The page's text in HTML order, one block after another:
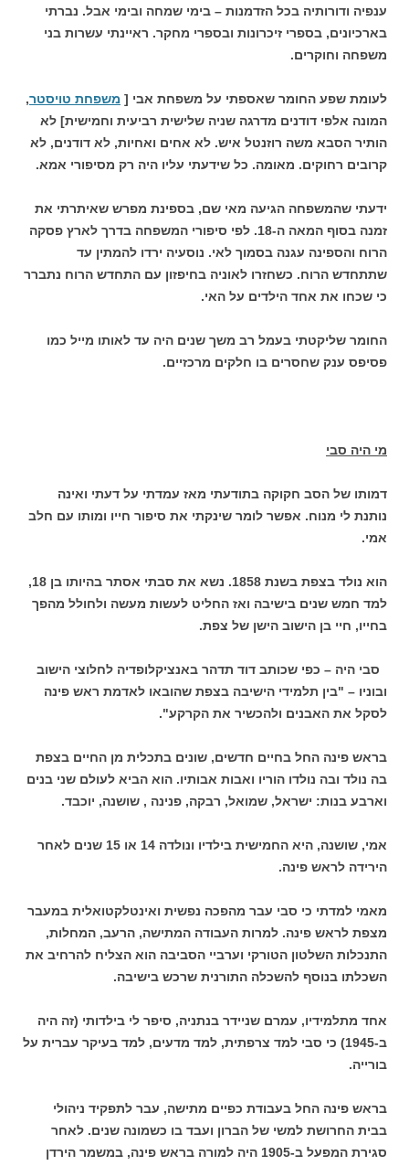
ענפיה ודורותיה בכל הזדמנות – בימי שמחה ובימי אבל. נברתי
בארכיונים, בספרי זיכרונות ובספרי מחקר. ראיינתי עשרות בני
משפחה וחוקרים.
לעומת שפע החומר שאספתי על משפחת אבי [ משפחת טויסטר,
המונה אלפי דודנים מדרגה שניה שלישית רביעית וחמישית] לא
הותיר הסבא משה רוזנטל איש. לא אחים ואחיות, לא דודנים, לא
קרובים רחוקים. מאומה. כל שידעתי עליו היה רק מסיפורי אמא.
ידעתי שהמשפחה הגיעה מאי שם, בספינת מפרש שאיתרתי את
זמנה בסוף המאה ה-18
. לפי סיפורי המשפחה בדרך לארץ פסקה
הרוח והספינה עגנה בסמוך לאי. נוסעיה ירדו להמתין עד
שתתחדש הרוח. כשחזרו לאוניה בחיפזון עם התחדש הרוח נתברר
כי שכחו את אחד הילדים על האי.
החומר שליקטתי בעמל רב משך שנים היה עד לאותו מייל כמו
פסיפס ענק שחסרים בו חלקים מרכזיים.
מי היה סבי
דמותו של הסב חקוקה בתודעתי מאז עמדתי על דעתי ואינה
נותנת לי מנוח. אפשר לומר שינקתי את סיפור חייו ומותו עם חלב
אמי.
הוא נולד בצפת בשנת 1858. נשא את סבתי אסתר בהיותו בן 18,
למד חמש שנים בישיבה ואז החליט לעשות מעשה ולחולל מהפך
בחייו, חיי בן הישוב הישן של צפת.
סבי היה – כפי שכותב דוד תדהר באנציקלופדיה לחלוצי הישוב
ובוניו – "בין תלמידי הישיבה בצפת שהובאו לאדמת ראש פינה
לסקל את האבנים ולהכשיר את הקרקע".
בראש פינה החל בחיים חדשים, שונים בתכלית מן החיים בצפת
בה נולד ובה נולדו הוריו ואבות אבותיו. הוא הביא לעולם שני בנים
וארבע בנות: ישראל, שמואל, רבקה, פנינה , שושנה, יוכבד.
אמי, שושנה, היא החמישית בילדיו ונולדה 14 או 15 שנים לאחר
הירידה לראש פינה.
מאמי למדתי כי סבי עבר מהפכה נפשית ואינטלקטואלית במעבר
מצפת לראש פינה. למרות העבודה המתישה, הרעב, המחלות,
התנכלות השלטון הטורקי וערביי הסביבה הוא הצליח להרחיב את
השכלתו בנוסף להשכלה התורנית שרכש בישיבה.
אחד מתלמידיו, עמרם שניידר בנתניה, סיפר לי בילדותי (זה היה
ב-1945) כי סבי למד צרפתית, למד מדעים, למד בעיקר עברית על
בורייה.
בראש פינה החל בעבודת כפיים מתישה, עבר לתפקיד ניהולי
בבית החרושת למשי של הברון ועבד בו כשמונה שנים. לאחר
סגירת המפעל ב-1905 היה למורה בראש פינה, במשמר הירדן